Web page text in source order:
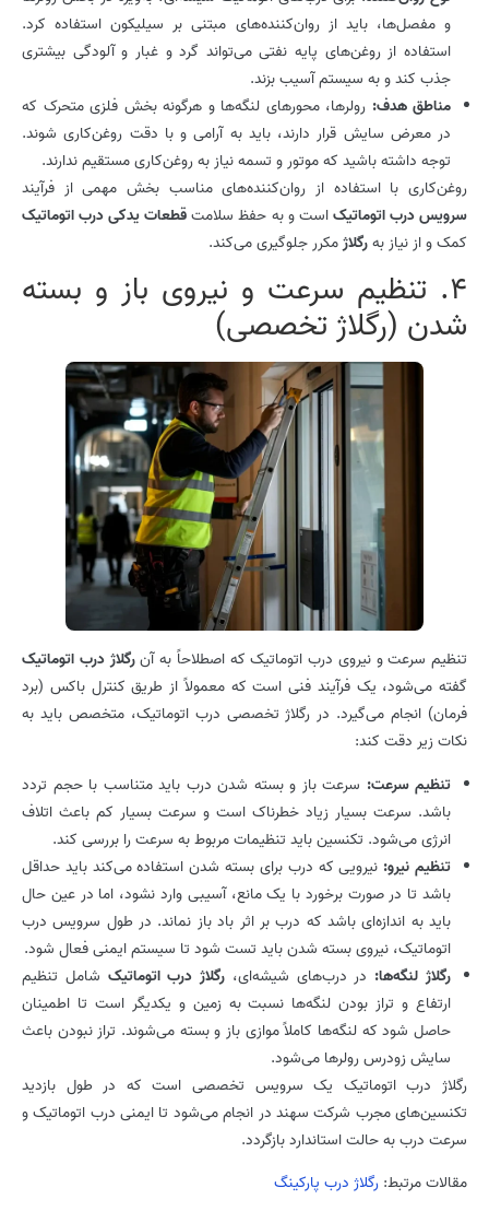
و مفصل‌ها، باید از روان‌کننده‌های مبتنی بر سیلیکون استفاده کرد.
استفاده از روغن‌های پایه نفتی می‌تواند گرد و غبار و آلودگی بیشتری
جذب کند و به سیستم آسیب بزند.
مناطق هدف: رولرها، محورهای لنگه‌ها و هرگونه بخش فلزی متحرک که
در معرض سایش قرار دارند، باید به آرامی و با دقت روغن‌کاری شوند.
توجه داشته باشید که موتور و تسمه نیاز به روغن‌کاری مستقیم ندارند.
روغن‌کاری با استفاده از روان‌کننده‌های مناسب بخش مهمی از فرآیند
سرویس درب اتوماتیکاست و به حفظ سلامتقطعات یدکی درب اتوماتیک
کمک و از نیاز بهرگلاژمکرر جلوگیری می‌کند.
4. تنظیم سرعت و نیروی باز و بسته
شدن (رگلاژ تخصصی)
تنظیم سرعت و نیروی درب اتوماتیک که اصطلاحاً به آنرگلاژ درب اتوماتیک
گفته می‌شود، یک فرآیند فنی است که معمولاً از طریق کنترل باکس (برد
فرمان) انجام می‌گیرد. در رگلاژ تخصصی درب اتوماتیک، متخصص باید به
نکات زیر دقت کند:
تنظیم سرعت: سرعت باز و بسته شدن درب باید متناسب با حجم تردد
باشد. سرعت بسیار زیاد خطرناک است و سرعت بسیار کم باعث اتلاف
انرژی می‌شود. تکنسین باید تنظیمات مربوط به سرعت را بررسی کند.
تنظیم نیرو: نیرویی که درب برای بسته شدن استفاده می‌کند باید حداقل
باشد تا در صورت برخورد با یک مانع، آسیبی وارد نشود، اما در عین حال
باید به اندازه‌ای باشد که درب بر اثر باد باز نماند. در طول سرویس درب
اتوماتیک، نیروی بسته شدن باید تست شود تا سیستم ایمنی فعال شود.
رگلاژ لنگه‌ها: در درب‌های شیشه‌ای، رگلاژ درب اتوماتیک شامل تنظیم
ارتفاع و تراز بودن لنگه‌ها نسبت به زمین و یکدیگر است تا اطمینان
حاصل شود که لنگه‌ها کاملاً موازی باز و بسته می‌شوند. تراز نبودن باعث
سایش زودرس رولرها می‌شود.
رگلاژ درب اتوماتیک یک سرویس تخصصی است که در طول بازدید
تکنسین‌های مجرب شرکت سهند در انجام می‌شود تا ایمنی درب اتوماتیک و
سرعت درب به حالت استاندارد بازگردد.
مقالات مرتبط: رگلاژ درب پارکینگ